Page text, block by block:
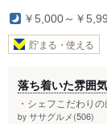
￥5,000～￥
貯まる・使える
落ち着いた雰囲
・シェフこだわり
by ササグルメ(506)